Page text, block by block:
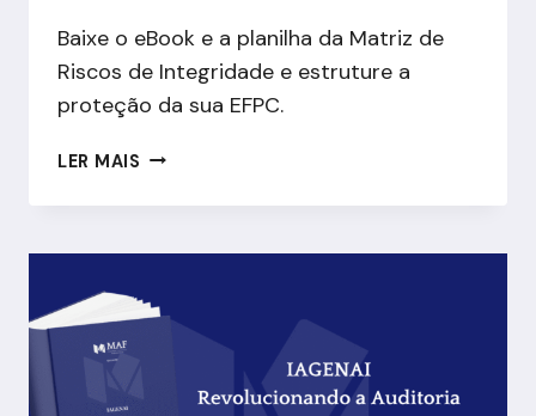
Baixe o eBook e a planilha da Matriz de
Riscos de Integridade e estruture a
proteção da sua EFPC.
LER MAIS EBOOK:
NAS
A
RISCOS